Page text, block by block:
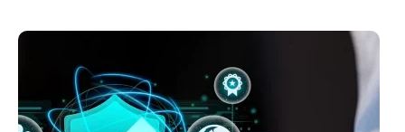
MARKETING
PODE
IMPULSIONAR